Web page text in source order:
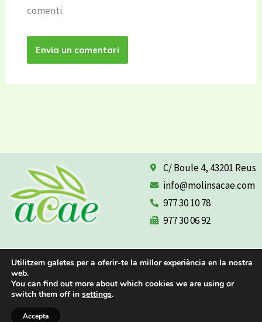
comenti.
C/ Boule 4, 43201 Reus
info@molinsacae.com
977 30 10 78
977 30 06 92
POLÍTICA DE COOKIES
Utilitzem galetes per a oferir-te la millor experiència en la nostra
web.
You can find out more about which cookies we are using or
switch them off in settings.
Accepta